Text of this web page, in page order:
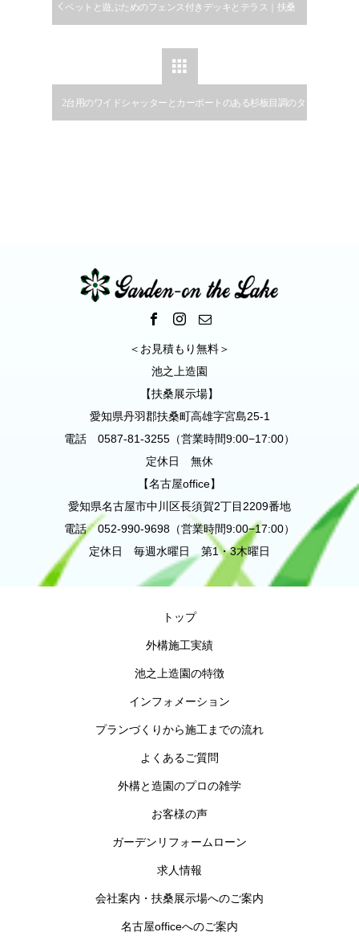
ペットと遊ぶためのフェンス付きデッキとテラス｜扶桑

2台用のワイドシャッターとカーポートのある杉板目調のタ
＜お見積もり無料＞
池之上造園
【扶桑展示場】
愛知県丹羽郡扶桑町高雄字宮島25-1
電話 0587-81-3255（営業時間9:00−17:00）
定休日 無休
【名古屋office】
愛知県名古屋市中川区長須賀2丁目2209番地
電話 052-990-9698（営業時間9:00−17:00）
定休日 毎週水曜日 第1・3木曜日
トップ
外構施工実績
池之上造園の特徴
インフォメーション
プランづくりから施工までの流れ
よくあるご質問
外構と造園のプロの雑学
お客様の声
ガーデンリフォームローン
求人情報
会社案内・扶桑展示場へのご案内
名古屋officeへのご案内